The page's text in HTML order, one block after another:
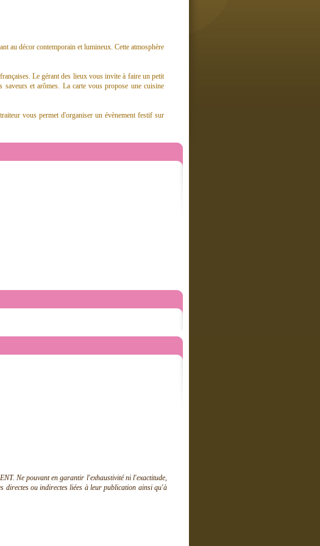
au décor contemporain et lumineux. Cette atmosphère
Le gérant des lieux vous invite à faire un petit
et arômes. La carte vous propose une cuisine
vous permet d'organiser un évènement festif sur
Ne pouvant en garantir l'exhaustivité ni l'exactitude,
directes ou indirectes liées à leur publication ainsi qu'à